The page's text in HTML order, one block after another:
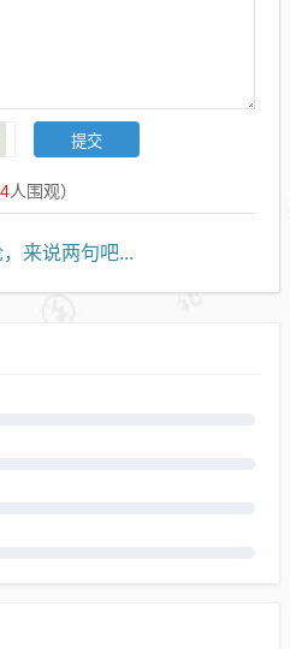
人围观）
来说两句吧...